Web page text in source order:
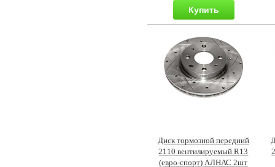
Купить
Диск тормозной передний
2110 вентилируемый R13
(евро-спорт) АЛНАС 2шт